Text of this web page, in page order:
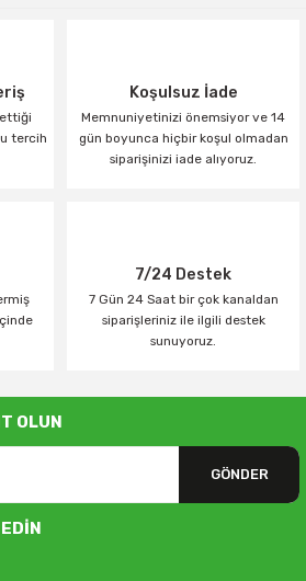
tercih
Koşulsuz İade
Memnuniyetinizi önemsiyor ve 14
gün boyunca hiçbir koşul olmadan
siparişinizi iade alıyoruz.
7/24 Destek
7 Gün 24 Saat bir çok kanaldan
siparişleriniz ile ilgili destek
sunuyoruz.
OLUN
GÖNDER